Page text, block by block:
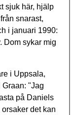
sjuk här, hjälp
snarast,
i januari 1990:
Dom sykar mig
i Uppsala,
"Jag
på Daniels
det kan